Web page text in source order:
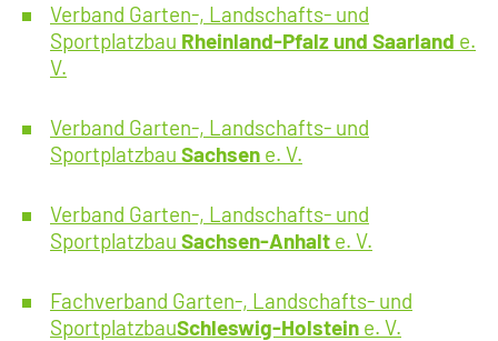
Verband Garten-, Landschafts- und
Sportplatzbau Rheinland-Pfalz und Saarland e.
V.
Verband Garten-, Landschafts- und
Sportplatzbau Sachsen e. V.
Verband Garten-, Landschafts- und
Sportplatzbau Sachsen-Anhalt e. V.
Fachverband Garten-, Landschafts- und
SportplatzbauSchleswig-Holstein e. V.